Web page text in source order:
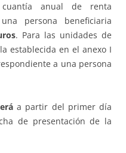
anual de renta
persona beneficiaria
. Para las unidades de
establecida en el anexo I
a una persona
a partir del primer día
de presentación de la